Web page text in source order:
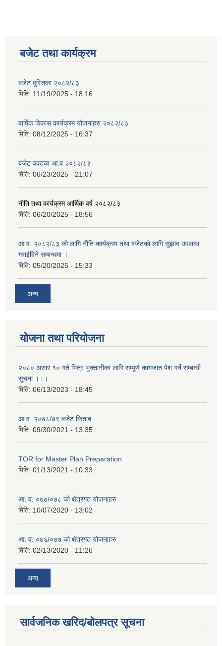
बजेट तथा कार्यक्रम
बजेट पुस्तिका २०८२/८३
मिति: 11/19/2025 - 18:16
वार्षिक विकास कार्यक्रम योजनाहरु २०८२/८३
मिति: 08/12/2025 - 16:37
बजेट वक्तव्य आ.व २०८२/८३
मिति: 06/23/2025 - 21:07
नीति तथा कार्यक्रम आर्थिक वर्ष २०८२/८३
मिति: 06/20/2025 - 18:56
आ.व. २०८२/८३ को लागि नीति कार्यक्रम तथा बजेटको लागि सुझाव उपलब्ध
गराईदिने सम्बन्धमा ।
मिति: 05/20/2025 - 15:33
अन्य
योजना तथा परियोजना
२०८० असार १० गते भित्र भुक्तानीका लागि सम्पूर्ण कागजात पेश गर्ने सम्बन्धी
सूचना ।।।
मिति: 06/13/2023 - 18:45
आ.व. २०७८/७९ बजेट किताब
मिति: 09/30/2021 - 13:35
TOR for Master Plan Preparation
मिति: 01/13/2021 - 10:33
आ. व. ०७७/०७८ को क्षेत्रगत योजनाहरु
मिति: 10/07/2020 - 13:02
आ. व. ०७६/०७७ को क्षेत्रगत योजनाहरु
मिति: 02/13/2020 - 11:26
अन्य
सार्वजनिक खरिद/बोलपत्र सूचना